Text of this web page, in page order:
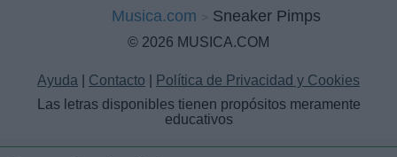
Musica.com Sneaker Pimps
© 2026 MUSICA.COM
Ayuda Contacto
Política de Privacidad y Cookies
Las letras disponibles tienen propósitos meramente
educativos